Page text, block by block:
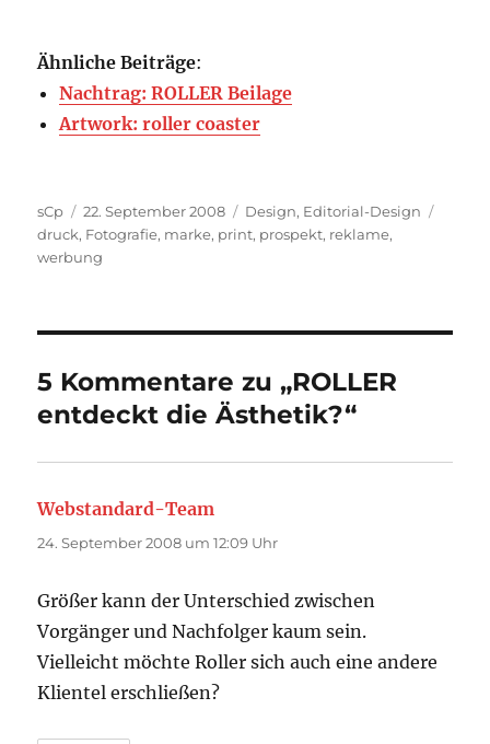
Ähnliche Beiträge:
Nachtrag: ROLLER Beilage
Artwork: roller coaster
Autor
sCp
Veröffentlicht
am
22. September 2008 Kategorien
Design, Editorial-Design
druck, Fotografie, marke, print, prospekt, reklame,
werbung
5 Kommentare zu „ROLLER
entdeckt die Ästhetik?“
Webstandard-Team
24. September 2008 um 12:09 Uhr
Größer kann der Unterschied zwischen
Vorgänger und Nachfolger kaum sein.
Vielleicht möchte Roller sich auch eine andere
Klientel erschließen?